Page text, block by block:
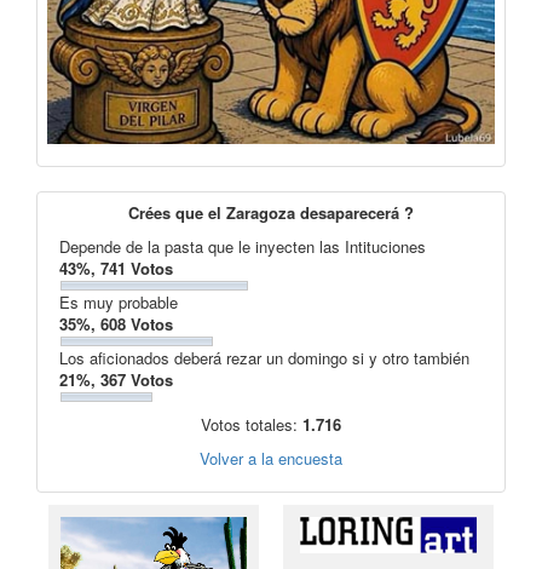
Crées que el Zaragoza desaparecerá ?
Depende de la pasta que le inyecten las Intituciones
43%, 741 Votos
Es muy probable
35%, 608 Votos
Los aficionados deberá rezar un domingo si y otro también
21%, 367 Votos
Votos totales: 1.716
Volver a la encuesta